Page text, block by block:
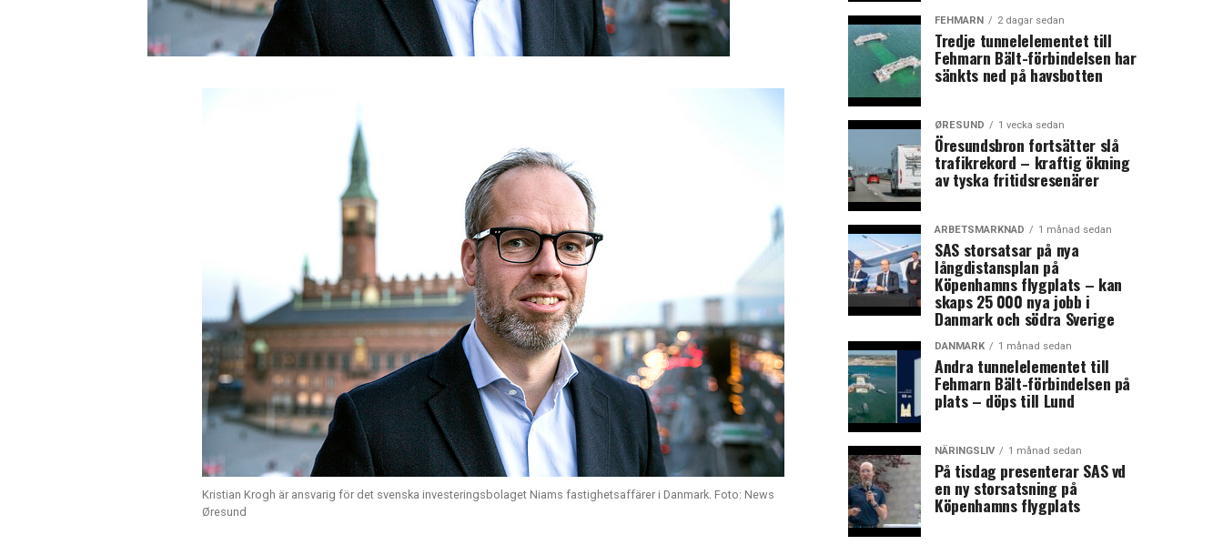
Kristian Krogh är ansvarig för det svenska investeringsbolaget Niams fastighetsaffärer i Danmark. Foto: News
Øresund
FEHMARN 2 dagar sedan
Tredje tunnelelementet till
Fehmarn Bält-förbindelsen har
sänkts ned på havsbotten
ØRESUND 1 vecka sedan
Öresundsbron fortsätter slå
trafikrekord – kraftig ökning
av tyska fritidsresenärer
ARBETSMARKNAD 1 månad sedan
SAS storsatsar på nya
långdistansplan på
Köpenhamns flygplats – kan
skaps 25 000 nya jobb i
Danmark och södra Sverige
DANMARK 1 månad sedan
Andra tunnelelementet till
Fehmarn Bält-förbindelsen på
plats – döps till Lund
NÄRINGSLIV 1 månad sedan
På tisdag presenterar SAS vd
en ny storsatsning på
Köpenhamns flygplats